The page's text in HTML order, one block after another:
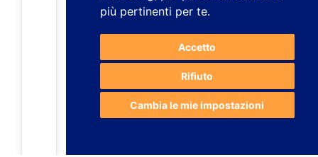
più pertinenti per te.
Accetto
Rifiuto
Cambia le mie impostazioni